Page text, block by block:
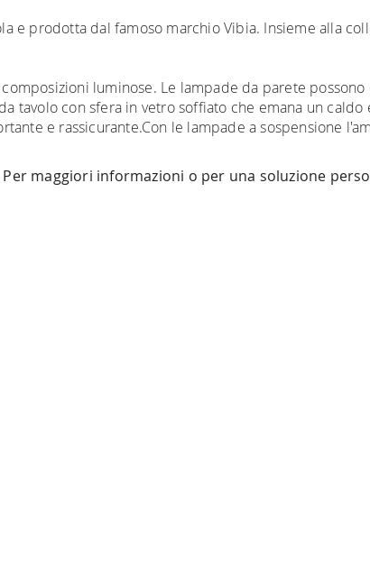
prodotta dal famoso marchio Vibia. Insieme alla
luminose. Le lampade da parete
tavolo con sfera in vetro soffiato che emana un
e rassicurante.Con le lampade a sospensione
maggiori informazioni o per una soluzione